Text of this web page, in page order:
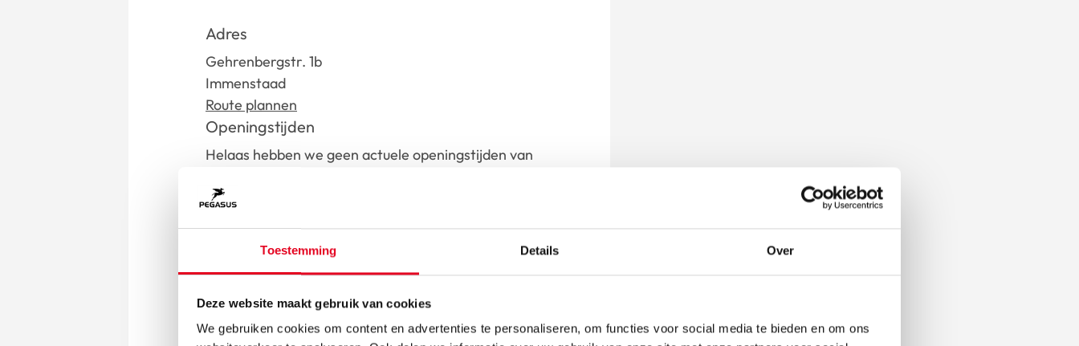
Toestemming Details Over
Deze website maakt gebruik van cookies
We gebruiken cookies om content en advertenties te personaliseren, om functies voor social media te bieden en om ons
Adres
Gehrenbergstr. 1b
Immenstaad
Route plannen
Openingstijden
Helaas hebben we geen actuele openingstijden van
contact op met de dealer.
fn@zweirad-joos.de
Ga naar dealer